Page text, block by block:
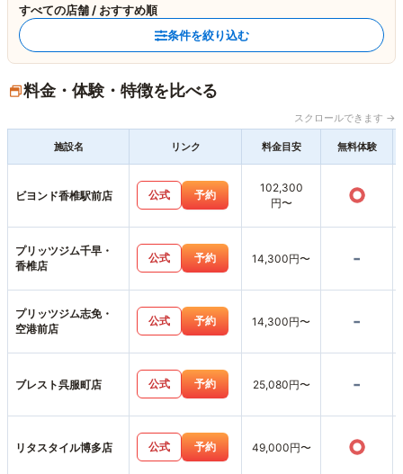
すべての店舗 / おすすめ順
条件を絞り込む
料金・体験・特徴を比べる
スクロールできます →
施設名 リンク 料金目安 無料体験
ビヨンド香椎駅前店 公式 予約
102,300
円〜
○
プリッツジム千早・
香椎店
公式 予約 14,300円〜 -
プリッツジム志免・
空港前店
公式 予約 14,300円〜 -
ブレスト呉服町店 公式 予約 25,080円〜 -
リタスタイル博多店 公式 予約 49,000円〜 ○